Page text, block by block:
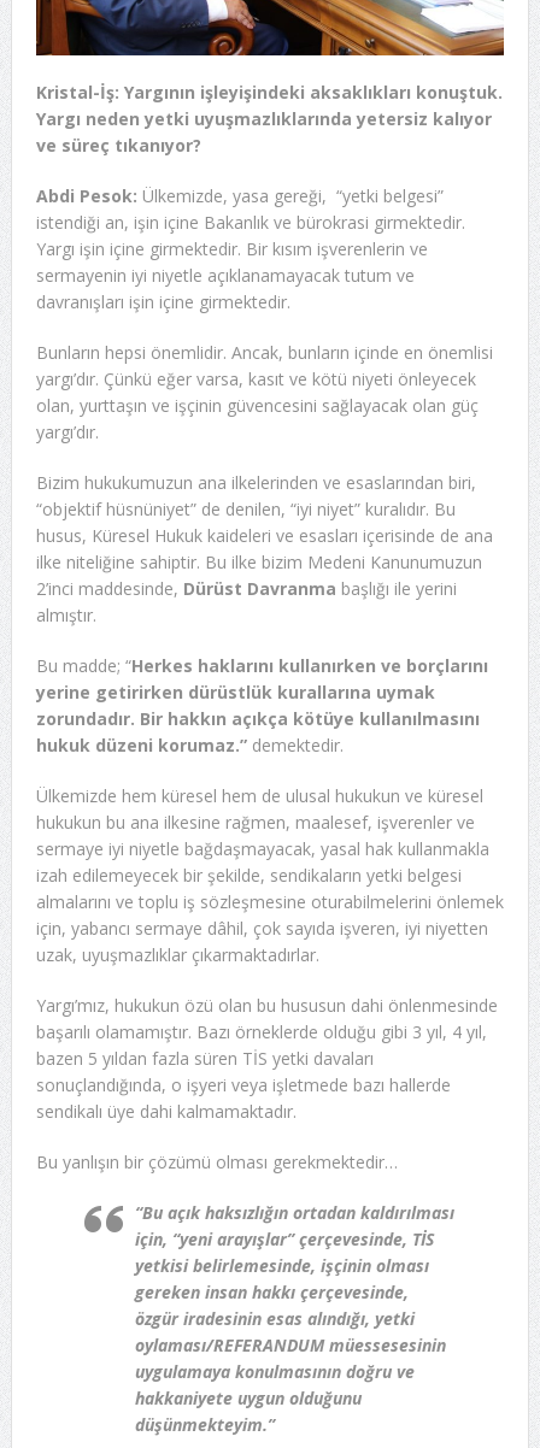
Kristal-İş: Yargının işleyişindeki aksaklıkları konuştuk.
Yargı neden yetki uyuşmazlıklarında yetersiz kalıyor
ve süreç tıkanıyor?
Abdi Pesok: Ülkemizde, yasa gereği, “yetki belgesi”
istendiği an, işin içine Bakanlık ve bürokrasi girmektedir.
Yargı işin içine girmektedir. Bir kısım işverenlerin ve
sermayenin iyi niyetle açıklanamayacak tutum ve
davranışları işin içine girmektedir.
Bunların hepsi önemlidir. Ancak, bunların içinde en önemlisi
yargı’dır. Çünkü eğer varsa, kasıt ve kötü niyeti önleyecek
olan, yurttaşın ve işçinin güvencesini sağlayacak olan güç
yargı’dır.
Bizim hukukumuzun ana ilkelerinden ve esaslarından biri,
“objektif hüsnüniyet” de denilen, “iyi niyet” kuralıdır. Bu
husus, Küresel Hukuk kaideleri ve esasları içerisinde de ana
ilke niteliğine sahiptir. Bu ilke bizim Medeni Kanunumuzun
2’inci maddesinde, Dürüst Davranma başlığı ile yerini
almıştır.
Bu madde; “Herkes haklarını kullanırken ve borçlarını
yerine getirirken dürüstlük kurallarına uymak
zorundadır. Bir hakkın açıkça kötüye kullanılmasını
hukuk düzeni korumaz.”demektedir.
Ülkemizde hem küresel hem de ulusal hukukun ve küresel
hukukun bu ana ilkesine rağmen, maalesef, işverenler ve
sermaye iyi niyetle bağdaşmayacak, yasal hak kullanmakla
izah edilemeyecek bir şekilde, sendikaların yetki belgesi
almalarını ve toplu iş sözleşmesine oturabilmelerini önlemek
için, yabancı sermaye dâhil, çok sayıda işveren, iyi niyetten
uzak, uyuşmazlıklar çıkarmaktadırlar.
Yargı’mız, hukukun özü olan bu hususun dahi önlenmesinde
başarılı olamamıştır. Bazı örneklerde olduğu gibi 3 yıl, 4 yıl,
bazen 5 yıldan fazla süren TİS yetki davaları
sonuçlandığında, o işyeri veya işletmede bazı hallerde
sendikalı üye dahi kalmamaktadır.
Bu yanlışın bir çözümü olması gerekmektedir…
“Bu açık haksızlığın ortadan kaldırılması
için, “yeni arayışlar” çerçevesinde, TİS
yetkisi belirlemesinde, işçinin olması
gereken insan hakkı çerçevesinde,
özgür iradesinin esas alındığı, yetki
oylaması/REFERANDUM müessesesinin
uygulamaya konulmasının doğru ve
hakkaniyete uygun olduğunu
düşünmekteyim.”